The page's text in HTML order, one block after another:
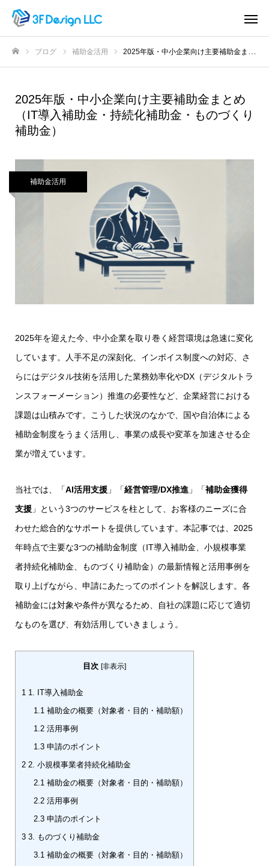
ブログ 補助金活用 2025年版・中小企業向け主要補助金まとめ（IT導入補助金・持続化補助金・ものづくり補助金）
2025年版・中小企業向け主要補助金まとめ
（IT導入補助金・持続化補助金・ものづくり
補助金）
補助金活用
2025年を迎えた今、中小企業を取り巻く経営環境は急速に変化
しています。人手不足の深刻化、インボイス制度への対応、さ
らにはデジタル技術を活用した業務効率化やDX（デジタルトラ
ンスフォーメーション）推進の必要性など、企業経営における
課題は山積みです。こうした状況のなかで、国や自治体による
補助金制度をうまく活用し、事業の成長や変革を加速させる企
業が増えています。
当社では、「AI活用支援 」「経営管理/DX推進 」「補助金獲得
支援 」という3つのサービスを柱として、お客様のニーズに合
わせた総合的なサポートを提供しています。本記事では、2025
年時点で主要な3つの補助金制度（IT導入補助金、小規模事業
者持続化補助金、ものづくり補助金）の最新情報と活用事例を
取り上げながら、申請にあたってのポイントを解説します。各
補助金には対象や条件が異なるため、自社の課題に応じて適切
なものを選び、有効活用していきましょう。
目次 [非表示]
1 1. IT導入補助金
1.1 補助金の概要（対象者・目的・補助額）
1.2活用事例
1.3申請のポイント
2 2. 小規模事業者持続化補助金
2.1 補助金の概要（対象者・目的・補助額）
2.2活用事例
2.3申請のポイント
3 3. ものづくり補助金
3.1 補助金の概要（対象者・目的・補助額）